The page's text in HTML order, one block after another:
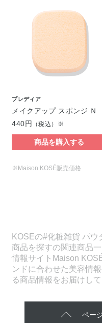
プレディア
メイクアップ スポンジ Ｎ
440円
（税込）※
商品を購入する
※Maison KOSÉ販売価格
KOSEの#化粧雑貨 パ
商品を探すの関連商品
情報サイトMaison
ンドに合わせた美容情
る商品情報をお届けして
ペー